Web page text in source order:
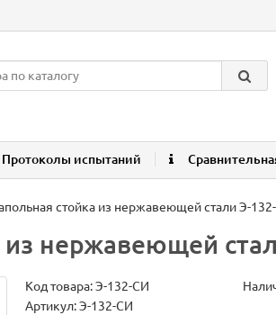
Протоколы испытаний
стойка из нержавеющей стали Э-
нержавеющей
Код товара:Э-132-СИ
Артикул: Э-132-СИ